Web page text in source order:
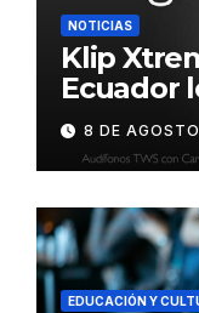
NOTICIAS
Klip
Ecuador
8 DE
EDUCACIÓN Y